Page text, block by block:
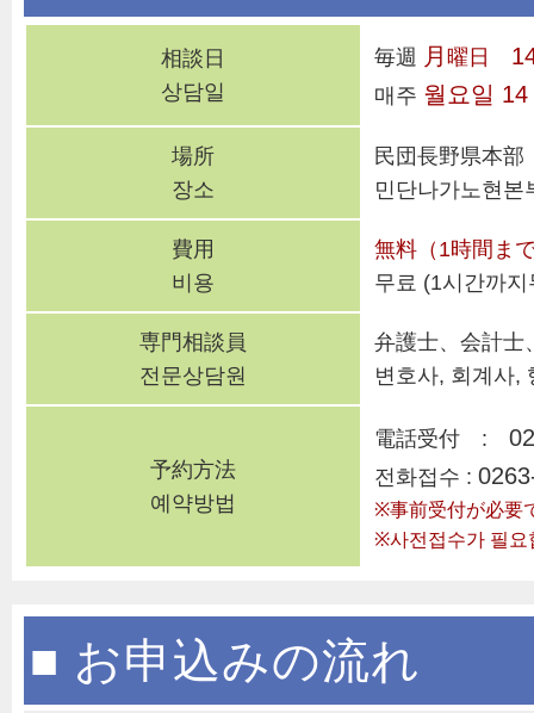
相談日
상담일
毎週 月 曜日
매주 월요일 14
場所
장소
民団長野県本
민단나가노현본
費用
비용
無料（1時間ま
무료 (1시간까지
専門相談員
전문상담원
弁護士、会計士
변호사, 회계사,
予約方法
예약방법
電話受付 :
전화접수 :
※事前受付が必要
※사전접수가 필요
■ お申込みの流れ